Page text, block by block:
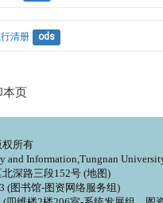
清册 ods
本页
权所有
and Information,Tungnan
深路三段152号 (地图)
(图书馆-图资网络服务组)